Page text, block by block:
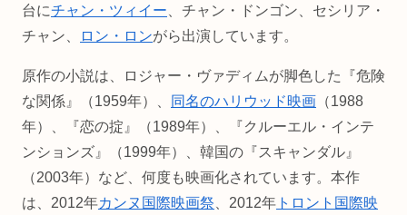
台にチャン・ツィイー 、チャン・ドンゴン、セシリア・
チャン、
ロン・ロンがら出演しています。
原作の小説は、ロジャー・ヴァディムが脚色した『危険
な関係』（1959年）、
同名のハリウッド映画 （1988
年）、『恋の掟』（1989年）、『クルーエル・インテ
ンションズ』（1999年）、韓国の『スキャンダル』
（2003年）など、何度も映画化されています。本作
は、2012年カンヌ国際映画祭 、2012年 トロント国際映